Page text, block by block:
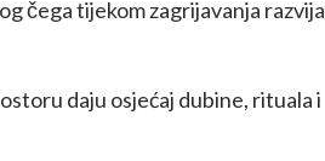
čega tijekom zagrijavanja razvija
daju osjećaj dubine, rituala i